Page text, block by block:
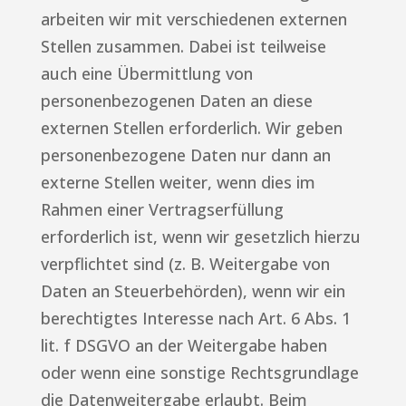
arbeiten wir mit verschiedenen externen
Stellen zusammen. Dabei ist teilweise
auch eine Übermittlung von
personenbezogenen Daten an diese
externen Stellen erforderlich. Wir geben
personenbezogene Daten nur dann an
externe Stellen weiter, wenn dies im
Rahmen einer Vertragserfüllung
erforderlich ist, wenn wir gesetzlich hierzu
verpflichtet sind (z. B. Weitergabe von
Daten an Steuerbehörden), wenn wir ein
berechtigtes Interesse nach Art. 6 Abs. 1
lit. f DSGVO an der Weitergabe haben
oder wenn eine sonstige Rechtsgrundlage
die Datenweitergabe erlaubt. Beim